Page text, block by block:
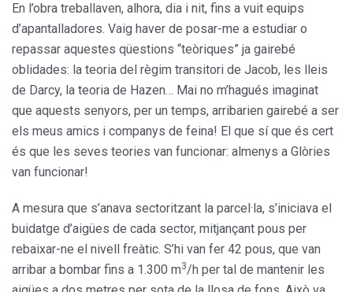
En l’obra treballaven, alhora, dia i nit, fins a vuit equips
d’apantalladores. Vaig haver de posar-me a estudiar o
repassar aquestes qüestions “teòriques” ja gairebé
oblidades: la teoria del règim transitori de Jacob, les lleis
de Darcy, la teoria de Hazen… Mai no m’hagués imaginat
que aquests senyors, per un temps, arribarien gairebé a ser
els meus amics i companys de feina! El que sí que és cert
és que les seves teories van funcionar: almenys a Glòries
van funcionar!
A mesura que s’anava sectoritzant la parcel·la, s’iniciava el
buidatge d’aigües de cada sector, mitjançant pous per
rebaixar-ne el nivell freàtic. S’hi van fer 42 pous, que van
arribar a bombar fins a 1.300 m3/h per tal de mantenir les